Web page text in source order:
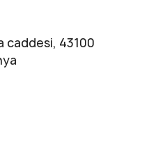
caddesi, 43100